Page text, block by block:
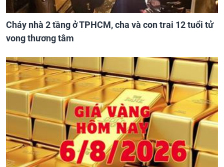
Cháy nhà 2 tầng ở TPHCM, cha và con trai 12 tuổi tử
vong thương tâm